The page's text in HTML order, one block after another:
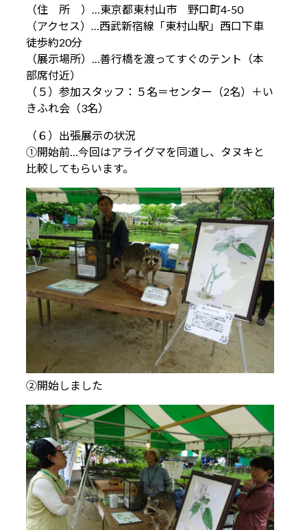
（住 所 ）…東京都東村山市 野口町4-50
（アクセス）…西武新宿線「東村山駅」西口下車
徒歩約20分
（展示場所）…善行橋を渡ってすぐのテント（本
部席付近）
（５）参加スタッフ：５名＝センター（2名）＋い
きふれ会（3名）
（６）出張展示の状況
①開始前…今回はアライグマを同道し、タヌキと
比較してもらいます。
②開始しました